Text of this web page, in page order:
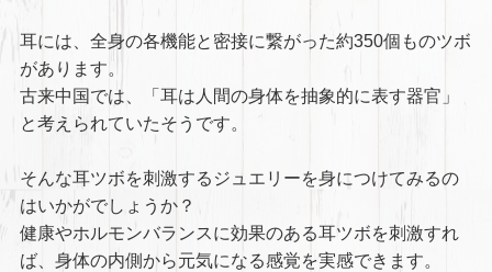
耳には、全身の各機能と密接に繋がった約350個ものツボ
があります。
古来中国では、「耳は人間の身体を抽象的に表す器官」
と考えられていたそうです。
そんな耳ツボを刺激するジュエリーを身につけてみるの
はいかがでしょうか？
健康やホルモンバランスに効果のある耳ツボを刺激すれ
ば、身体の内側から元気になる感覚を実感できます。